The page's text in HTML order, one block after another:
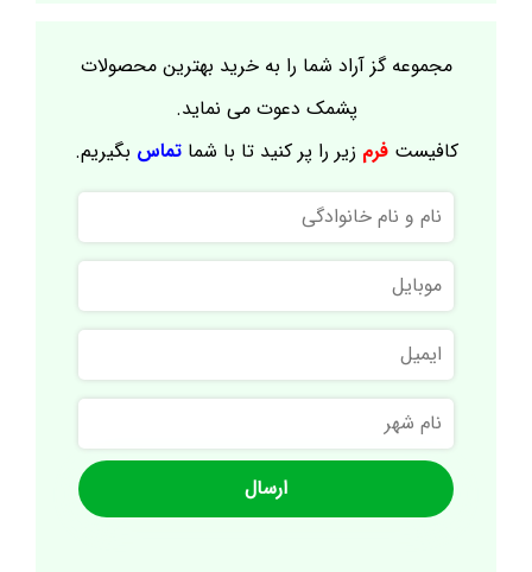
مجموعه گز آراد شما را به خرید بهترین محصولات
پشمک دعوت می نماید.
کافیستفرم زیر را پر کنید تا با شماتماس بگیریم.
نام
و
نام
خانوادگی
موبایل
ایمیل
نام
شهر